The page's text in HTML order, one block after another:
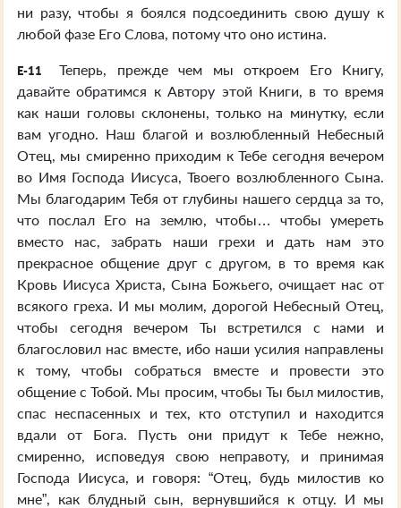
ни разу, чтобы я боялся подсоединить свою душу к
любой фазе Его Слова, потому что оно истина.
E-11
Теперь, прежде чем мы откроем Его Книгу,
давайте обратимся к Автору этой Книги, в то время
как наши головы склонены, только на минутку, если
вам угодно. Наш благой и возлюбленный Небесный
Отец, мы смиренно приходим к Тебе сегодня вечером
во Имя Господа Иисуса, Твоего возлюбленного Сына.
Мы благодарим Тебя от глубины нашего сердца за то,
что послал Его на землю, чтобы… чтобы умереть
вместо нас, забрать наши грехи и дать нам это
прекрасное общение друг с другом, в то время как
Кровь Иисуса Христа, Сына Божьего, очищает нас от
всякого греха. И мы молим, дорогой Небесный Отец,
чтобы сегодня вечером Ты встретился с нами и
благословил нас вместе, ибо наши усилия направлены
к тому, чтобы собраться вместе и провести это
общение с Тобой. Мы просим, чтобы Ты был милостив,
спас неспасенных и тех, кто отступил и находится
вдали от Бога. Пусть они придут к Тебе нежно,
смиренно, исповедуя свою неправоту, и принимая
Господа Иисуса, и говоря: “Отец, будь милостив ко
мне”, как блудный сын, вернувшийся к отцу. И мы